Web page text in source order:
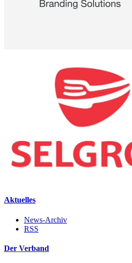
Aktuelles
News-Archiv
RSS
Der Verband